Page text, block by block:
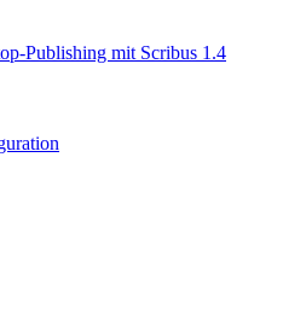
Publishing mit Scribus 1.4